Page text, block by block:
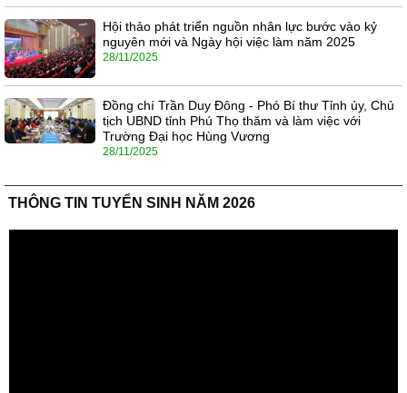
Hội thảo phát triển nguồn nhân lực bước vào kỷ
nguyên mới và Ngày hội việc làm năm 2025
28/11/2025
Đồng chí Trần Duy Đông - Phó Bí thư Tỉnh ủy, Chủ
tịch UBND tỉnh Phú Thọ thăm và làm việc với
Trường Đại học Hùng Vương
28/11/2025
THÔNG TIN TUYỂN SINH NĂM 2026